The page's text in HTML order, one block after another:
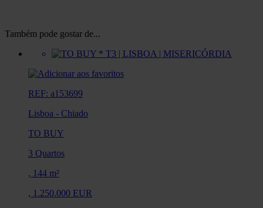
Também pode gostar de...
REF: a153699
Lisboa - Chiado
TO BUY
3 Quartos
, 144 m²
, 1.250.000 EUR